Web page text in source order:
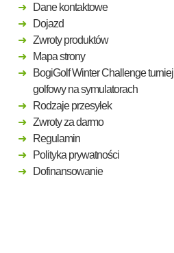
Dane kontaktowe
Dojazd
Zwroty produktów
Mapa strony
BogiGolf Winter Challenge turniej
golfowy na symulatorach
Rodzaje przesyłek
Zwroty za darmo
Regulamin
Polityka prywatności
Dofinansowanie